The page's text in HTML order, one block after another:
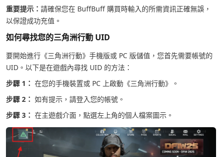
重要提示： 請確保您在 BuffBuff 購買時輸入的所需資訊正確無誤，
以保證成功充值。
如何尋找您的三角洲行動 UID
要開始進行《三角洲行動》手機版或 PC 版儲值，您首先需要帳號的
UID。以下是在遊戲內尋找 UID 的方法：
步驟 1： 在您的手機裝置或 PC 上啟動《三角洲行動》。
步驟 2： 如有提示，請登入您的帳號。
步驟 3： 在主遊戲介面，點選左上角的個人檔案圖示。